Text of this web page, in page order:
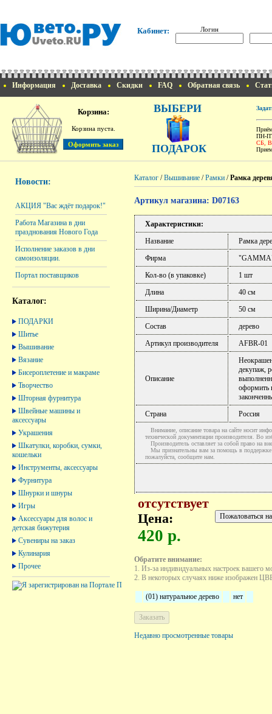
Кабинет: Логин
Информация Доставка Скидки FAQ Обратная связь
Корзина:
Корзина пуста.
ВЫБЕРИ
ПОДАРОК
ПН-
СБ,
Новости:
АКЦИЯ "Вас ждёт подарок!"
Работа Магазина в дни
празднования Нового Года
Исполнение заказов в дни
самоизоляции.
Портал поставщиков
Каталог:
ПОДАРКИ
Шитье
Вышивание
Вязание
Бисероплетение и макраме
Творчество
Шторная фурнитура
Швейные машины и
аксессуары
Украшения
Шкатулки, коробки, сумки,
кошельки
Инструменты, аксессуары
Фурнитура
Шнурки и шнуры
Игры
Аксессуары для волос и
детская бижутерия
Сувениры на заказ
Кулинария
Прочее
Каталог /Вышивание /Рамки /Рамка
Артикул магазина: D07163
Характеристики:
Название
Рамка
Фирма
Кол-во (в упаковке)
1 шт
Длина
40 см
Ширина/Диаметр
50 см
Состав
дерево
Артикул производителя
AFBR-01
Описание
декупаж,
оформить
Страна
Россия
Внимание, описание товара на сайте носит
технической документации производителя. Во
Производитель оставляет за собой право на
Мы признательны вам за помощь в поддержке
пожалуйста, сообщите нам.
отсутствует
Цена:
420 р.
Обратите внимание:
1. Из-за индивидуальных настроек вашего
2. В некоторых случаях ниже изображен
(01) натуральное дерево нет
Недавно просмотренные товары